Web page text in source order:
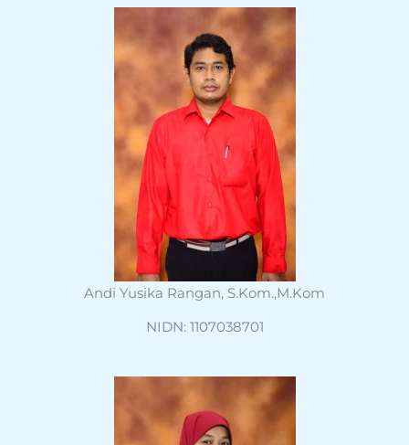
Andi Yusika Rangan, S.Kom.,M.Kom
NIDN: 1107038701